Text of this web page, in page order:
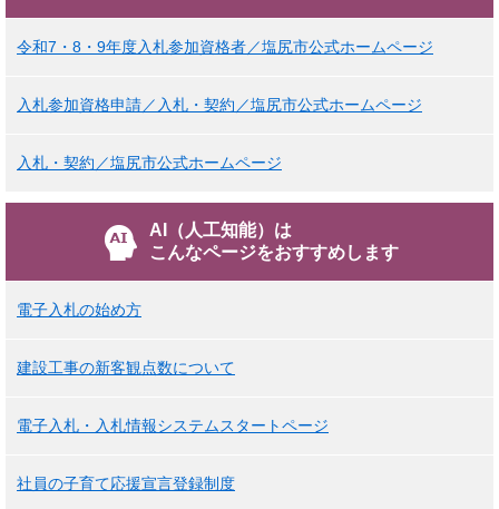
令和7・8・9年度入札参加資格者／塩尻市公式ホームページ
入札参加資格申請／入札・契約／塩尻市公式ホームページ
入札・契約／塩尻市公式ホームページ
AI（人工知能）は
こんなページをおすすめします
電子入札の始め方
建設工事の新客観点数について
電子入札・入札情報システムスタートページ
社員の子育て応援宣言登録制度